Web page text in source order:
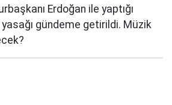
Erdoğan ile yaptığı
gündeme getirildi. Müzik